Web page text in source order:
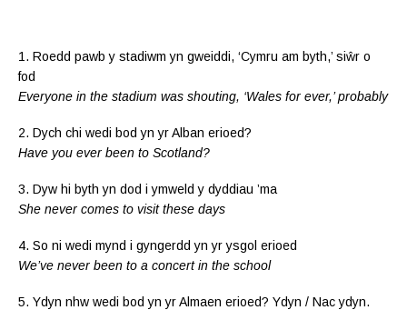
1. Roedd pawb y stadiwm yn gweiddi, ‘Cymru am byth,’ siŵr o
fod
Everyone in the stadium was shouting, ‘Wales for ever,’ probably
2. Dych chi wedi bod yn yr Alban erioed?
Have you ever been to Scotland?
3. Dyw hi byth yn dod i ymweld y dyddiau ’ma
She never comes to visit these days
4. So ni wedi mynd i gyngerdd yn yr ysgol erioed
We’ve never been to a concert in the school
5. Ydyn nhw wedi bod yn yr Almaen erioed? Ydyn / Nac ydyn.